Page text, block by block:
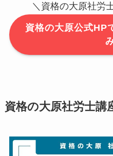
＼資格の大原社労
資格の大原公式HP
資格の大原社労士講